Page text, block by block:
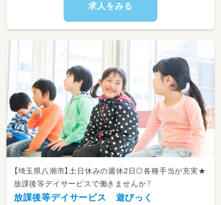
―★保育方針は？
0～2歳は「自分でやりたい」意欲がおおいに伸
す。モンテッソーリ思想を取り入れ子どもの自
主性が十分に発揮できる環境を整えています。
―★行事やイベントは？
平日に月1～2回、制作活動を予定しています。
（クリスマスツリーや母の日のプレゼントな
ど）。
保育スタッフを多めに配置しているため、準備
は時間外に持ち越すことはありません。子ども
たちが楽しむ姿を想像しながら、余裕を持って
準備できます。
―★主任へのキャリアアップも可能！
経験3～5年で主任保育士への昇給も可能です。
今は経験が浅いけれど、保育士としてキャリア
求人をみる
【埼玉県八潮市】土日休みの週休2日◎各種手当が充実★
放課後等デイサービスで働きませんか？
放課後等デイサービス 遊びっく